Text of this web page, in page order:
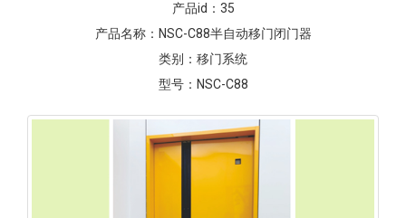
产品id： 35
产品名称： NSC-C88半自动移门闭门器
类别： 移门系统
型号： NSC-C88